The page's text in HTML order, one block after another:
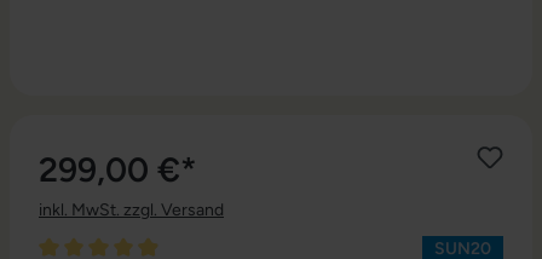
299,00 €*
inkl. MwSt. zzgl. Versand
SUN20